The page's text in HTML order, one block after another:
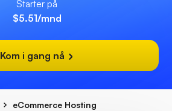
Starter på
$5.51/mnd
Kom i gang nå
eCommerce Hosting